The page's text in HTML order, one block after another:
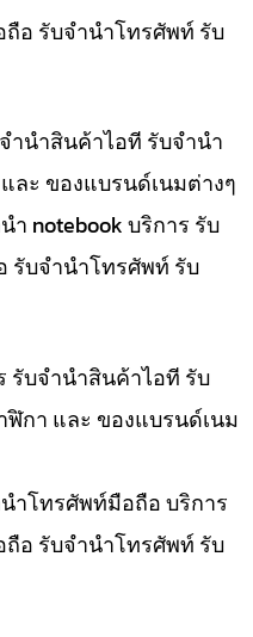
อ รับจำนำโทรศัพท์ รับ
ำนำสินค้าไอที รับจำนำ
ละ ของแบรนด์เนมต่างๆ
notebook บริการ รับ
รับจำนำโทรศัพท์ รับ
รับจำนำสินค้าไอที รับ
กา และ ของแบรนด์เนม
ำโทรศัพท์มือถือ บริการ
อ รับจำนำโทรศัพท์ รับ